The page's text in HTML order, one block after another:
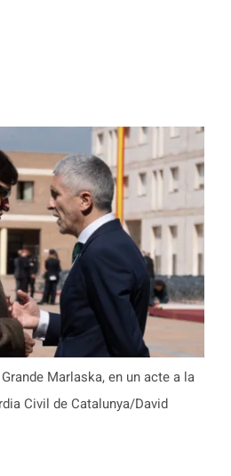
Marlaska, en un acte a la
Civil de Catalunya/David